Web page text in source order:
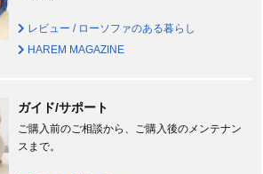
レビュー / ローソファのある暮らし
HAREM MAGAZINE
ガイド/サポート
ご購入前のご相談から、ご購入後のメンテナン
スまで。